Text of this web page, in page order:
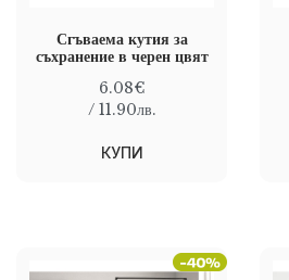
Сгъваема кутия за
съхранение в черен цвят
6.08€
/ 11.90лв.
КУПИ